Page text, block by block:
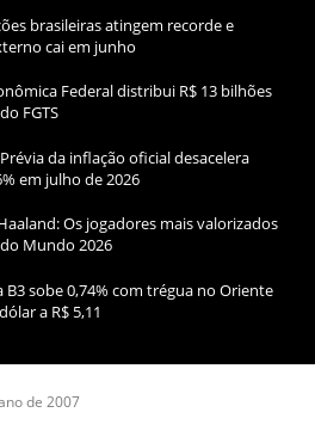
brasileiras atingem recorde e
cai em junho
Federal distribui R$ 13 bilhões
FGTS
Prévia da inflação oficial desacelera
em julho de 2026
Os jogadores mais valorizados
Mundo 2026
B3 sobe 0,74% com trégua no Oriente
a R$ 5,11
de 2007